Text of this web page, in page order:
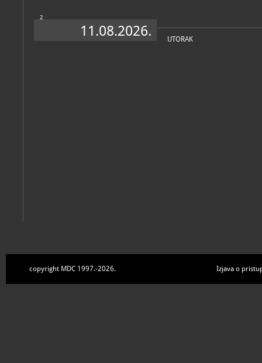
2
11.08.2026. UTORAK
copyright MDC 1997.-2026. Izjava o